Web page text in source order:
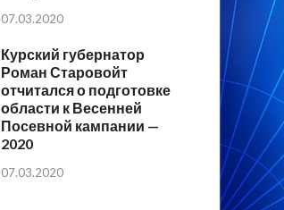
07.03.2020
Курский губернатор
Роман Старовойт
отчитался о подготовке
области к Весенней
Посевной кампании —
2020
07.03.2020